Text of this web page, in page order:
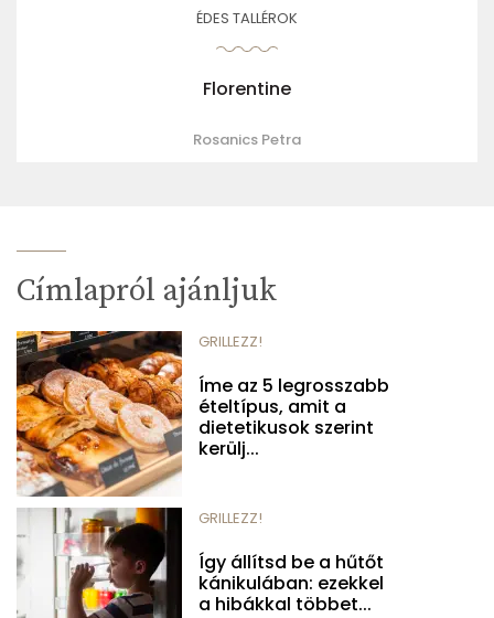
ÉDES TALLÉROK
Florentine
Rosanics Petra
Címlapról ajánljuk
GRILLEZZ!
Íme az 5 legrosszabb
ételtípus, amit a
dietetikusok szerint
kerülj...
GRILLEZZ!
Így állítsd be a hűtőt
kánikulában: ezekkel
a hibákkal többet...